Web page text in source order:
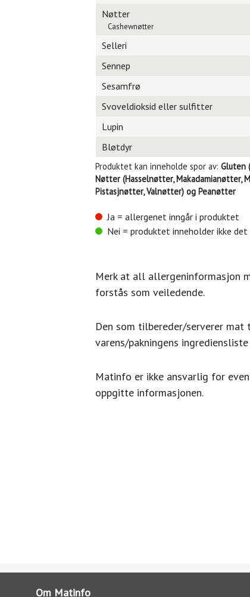
Nøtter
Cashewnøtter
Selleri
Sennep
Sesamfrø
Svoveldioksid eller sulfitter
Lupin
Bløtdyr
Produktet kan inneholde spor av: Gluten
Nøtter (Hasselnøtter, Makadamianøtter,
Pistasjnøtter, Valnøtter) og Peanøtter
Ja = allergenet inngår i produktet
Nei = produktet inneholder ikke
Merk at all allergeninformasjon
forstås som veiledende.
Den som tilbereder/serverer
varens/pakningens ingrediensliste
Matinfo er ikke ansvarlig for
oppgitte informasjonen.
Om Matinfo